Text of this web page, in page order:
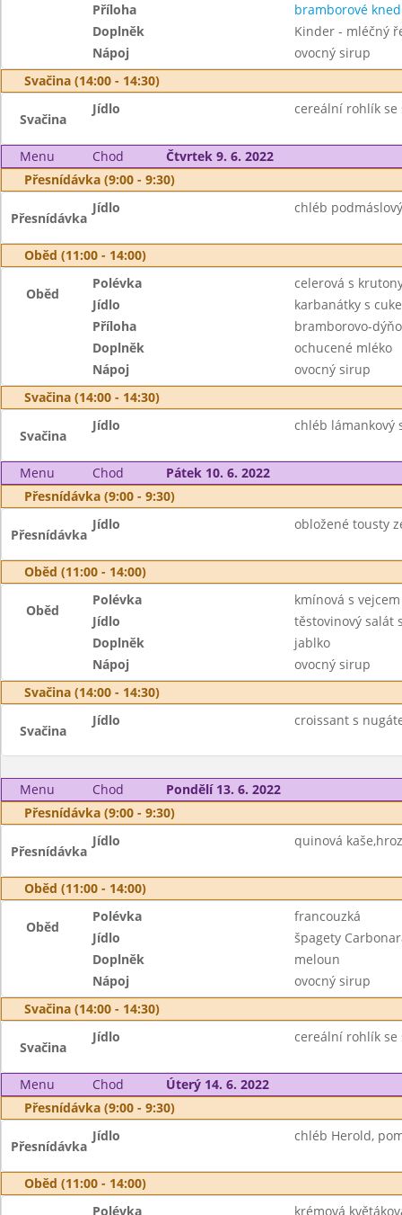
Příloha
bramborové
Doplněk
Kinder - mléčný
Nápoj
ovocný sirup
Svačina (14:00 - 14:30)
Svačina
Jídlo cereální rohlík se
Menu Chod
Čtvrtek 9. 6. 2022
Přesnídávka (9:00 - 9:30)
Přesnídávka
Jídlo chléb
Oběd (11:00 - 14:00)
Oběd
Polévka
celerová s
Jídlo
karbanátky s
Příloha
bramborovo-
Doplněk
ochucené mléko
Nápoj
ovocný sirup
Svačina (14:00 - 14:30)
Svačina
Jídlo chléb lámankový
Menu Chod
Pátek 10. 6. 2022
Přesnídávka (9:00 - 9:30)
Přesnídávka
Jídlo obložené tousty
Oběd (11:00 - 14:00)
Oběd
Polévka
kmínová s vejcem
Jídlo
těstovinový salát
Doplněk
jablko
Nápoj
ovocný sirup
Svačina (14:00 - 14:30)
Svačina
Jídlo croissant s
Menu Chod
Pondělí 13. 6. 2022
Přesnídávka (9:00 - 9:30)
Přesnídávka
Jídlo quinová
Oběd (11:00 - 14:00)
Oběd
Polévka
francouzká
Jídlo
špagety
Doplněk
meloun
Nápoj
ovocný sirup
Svačina (14:00 - 14:30)
Svačina
Jídlo cereální rohlík se
Menu Chod
Úterý 14. 6. 2022
Přesnídávka (9:00 - 9:30)
Přesnídávka
Jídlo chléb Herold,
Oběd (11:00 - 14:00)
Polévka krémová